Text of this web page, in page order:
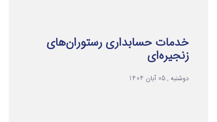
خدمات حسابداری رستوران‌های
زنجیره‌ای
دوشنبه , 05 آبان 1404